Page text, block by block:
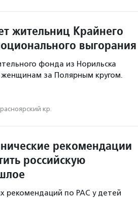
жительниц Крайнего
выгорания
фонда из Норильска
женщинам за Полярным кругом.
кр.
рекомендации
российскую
рекомендаций по РАС у детей